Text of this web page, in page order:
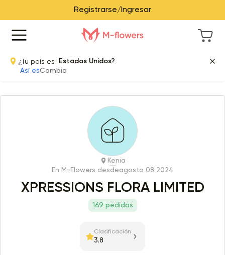
Registrarse/Ingresar
¿Tu país es
Estados Unidos?
Así esCambia
Kenia
En M-Flowers desdeagosto 08 2024
XPRESSIONS FLORA LIMITED
169 pedidos
Clasificación
3.8